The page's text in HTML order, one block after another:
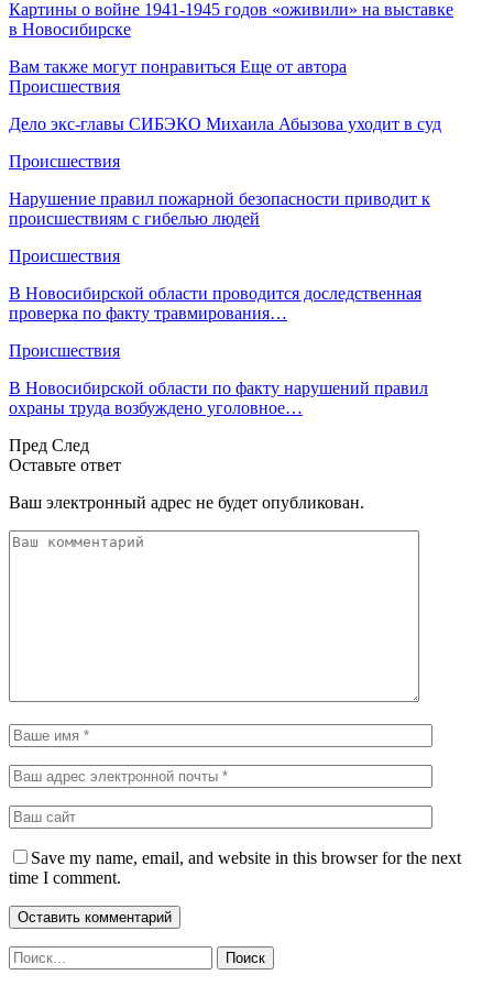
Картины о войне 1941-1945 годов «оживили» на выставке
в Новосибирске
Вам также могут понравиться Еще от автора
Происшествия
Дело экс-главы СИБЭКО Михаила Абызова уходит в суд
Происшествия
Нарушение правил пожарной безопасности приводит к
происшествиям с гибелью людей
Происшествия
В Новосибирской области проводится доследственная
проверка по факту травмирования…
Происшествия
В Новосибирской области по факту нарушений правил
охраны труда возбуждено уголовное…
Пред След
Оставьте ответ
Ваш электронный адрес не будет опубликован.
Save my name, email, and website in this browser for the next
time I comment.